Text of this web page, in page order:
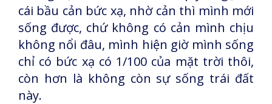
cái bầu cản bức xạ, nhờ cản thì mình mới
sống được, chứ không có cản mình chịu
không nổi đâu, mình hiện giờ mình sống
chỉ có bức xạ có 1/100 của mặt trời thôi,
còn hơn là không còn sự sống trái đất
này.